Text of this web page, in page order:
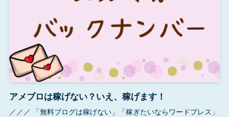
アメブロは稼げない？いえ、稼げます！
／／／ 「無料ブログは稼げない」「稼ぎたいならワードプレス」